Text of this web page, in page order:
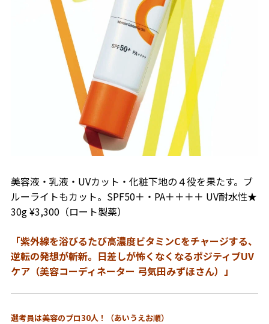
美容液・乳液・UVカット・化粧下地の４役を果たす。ブ
ルーライトもカット。SPF50＋・PA＋＋＋＋ UV耐水性★
30g ¥3,300（ロート製薬）
「紫外線を浴びるたび高濃度ビタミンCをチャージする、
逆転の発想が斬新。日差しが怖くなくなるポジティブUV
ケア（美容コーディネーター 弓気田みずほさん）」
選考員は美容のプロ30人！（あいうえお順）